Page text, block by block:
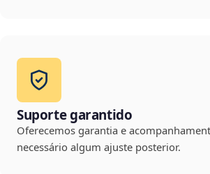
Suporte garantido
Oferecemos garantia e
necessário algum ajuste posterior.